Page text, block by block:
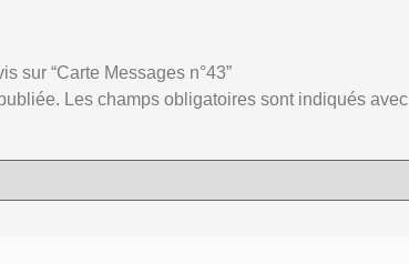
sur “Carte Messages n°43”
Les champs obligatoires sont indiqués avec